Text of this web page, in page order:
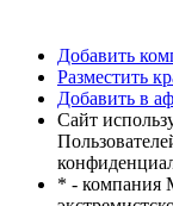
Добавить
Разместить
Добавить в
Сайт
* - компания